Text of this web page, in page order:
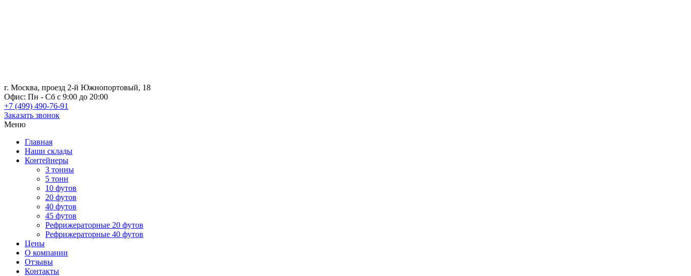
г. Москва, проезд 2-й Южнопортовый, 18
Офис: Пн - Сб с 9:00 до 20:00
+7 (499) 490-76-91
Заказать звонок
Меню
Главная
Наши склады
Контейнеры
3 тонны
5 тонн
10 футов
20 футов
40 футов
45 футов
Рефрижераторные 20 футов
Рефрижераторные 40 футов
Цены
О компании
Отзывы
Контакты